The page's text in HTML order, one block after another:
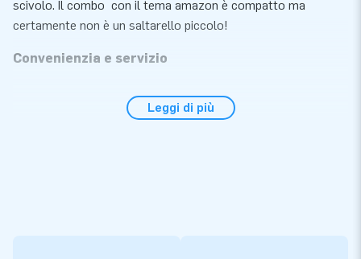
scivolo. Il combo con il tema amazon è compatto ma
certamente non è un saltarello piccolo!
Convenienzia e servizio
esempio durante una festa, un compleanno o un altro evento
Leggi di più